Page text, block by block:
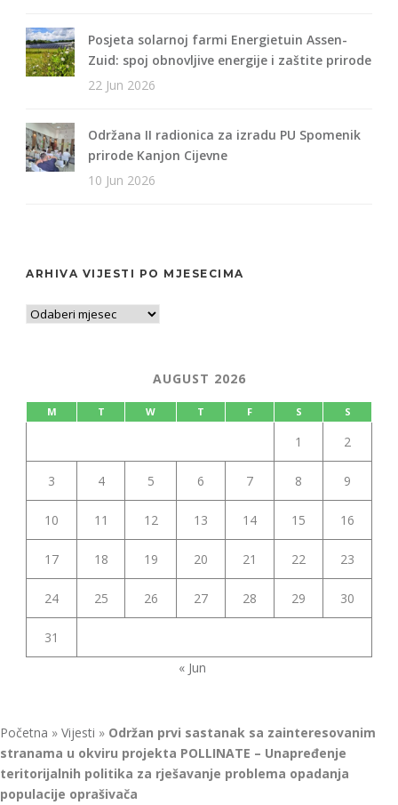
Posjeta solarnoj farmi Energietuin Assen-
Zuid: spoj obnovljive energije i zaštite prirode
22 Jun 2026
Održana II radionica za izradu PU Spomenik
prirode Kanjon Cijevne
10 Jun 2026
ARHIVA VIJESTI PO MJESECIMA
AUGUST 2026
M T W T F S S
1 2
3 4 5 6 7 8 9
10 11 12 13 14 15 16
17 18 19 20 21 22 23
24 25 26 27 28 29 30
31
« Jun
Početna » Vijesti » Održan prvi sastanak sa zainteresovanim
stranama u okviru projekta POLLINATE – Unapređenje
teritorijalnih politika za rješavanje problema opadanja
populacije oprašivača